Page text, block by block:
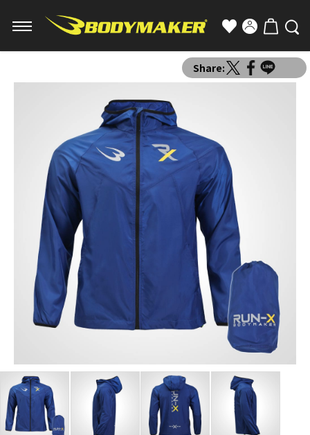
Share: